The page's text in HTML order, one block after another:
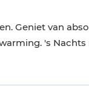
Geniet van
's